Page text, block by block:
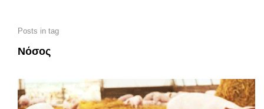
Posts in tag
Νόσος